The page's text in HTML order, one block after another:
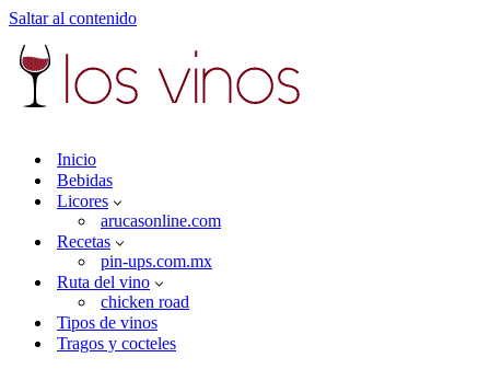
Saltar al contenido
Inicio
Bebidas
Licores
arucasonline.com
Recetas
pin-ups.com.mx
Ruta del vino
chicken road
Tipos de vinos
Tragos y cocteles